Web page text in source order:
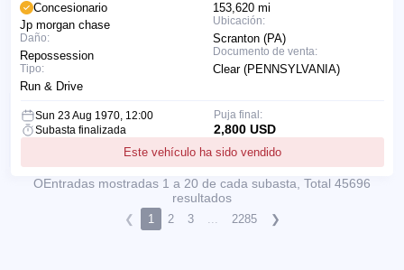
153,620 mi
Ubicación:
Scranton (PA)
Documento de venta:
Clear (PENNSYLVANIA)
Concesionario
Jp morgan chase
Daño:
Repossession
Tipo:
Run & Drive
Sun 23 Aug 1970, 12:00
Subasta finalizada
Este vehículo ha sido vendido
Puja final:
2,800 USD
ОEntradas mostradas 1 a 20 de cada subasta, Total 45696
resultados
❮ 1 2 3 ... 2285 ❯